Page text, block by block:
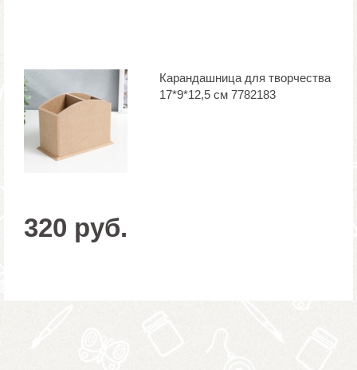
Карандашница для творчества
17*9*12,5 см 7782183
320 руб.